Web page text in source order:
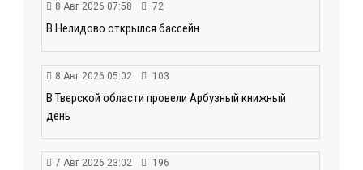
8 Авг 2026 07:58 72
В Нелидово открылся бассейн
8 Авг 2026 05:02 103
В Тверской области провели Арбузный книжный
день
7 Авг 2026 23:02 196